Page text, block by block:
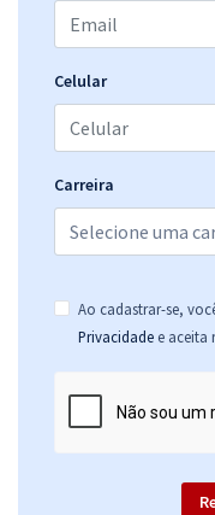
Celular
Carreira
Ao cadastrar-se,
Privacidade e aceita